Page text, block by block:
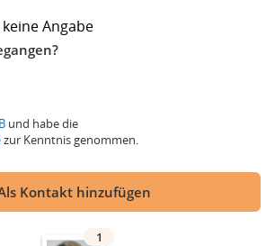
keine Angabe
und habe die
zur Kenntnis genommen.
Kontakt hinzufügen
1